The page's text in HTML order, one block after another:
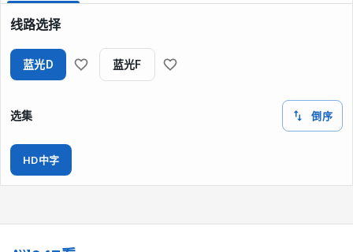
线路选择
蓝光D 蓝光F
选集 倒序
HD中字